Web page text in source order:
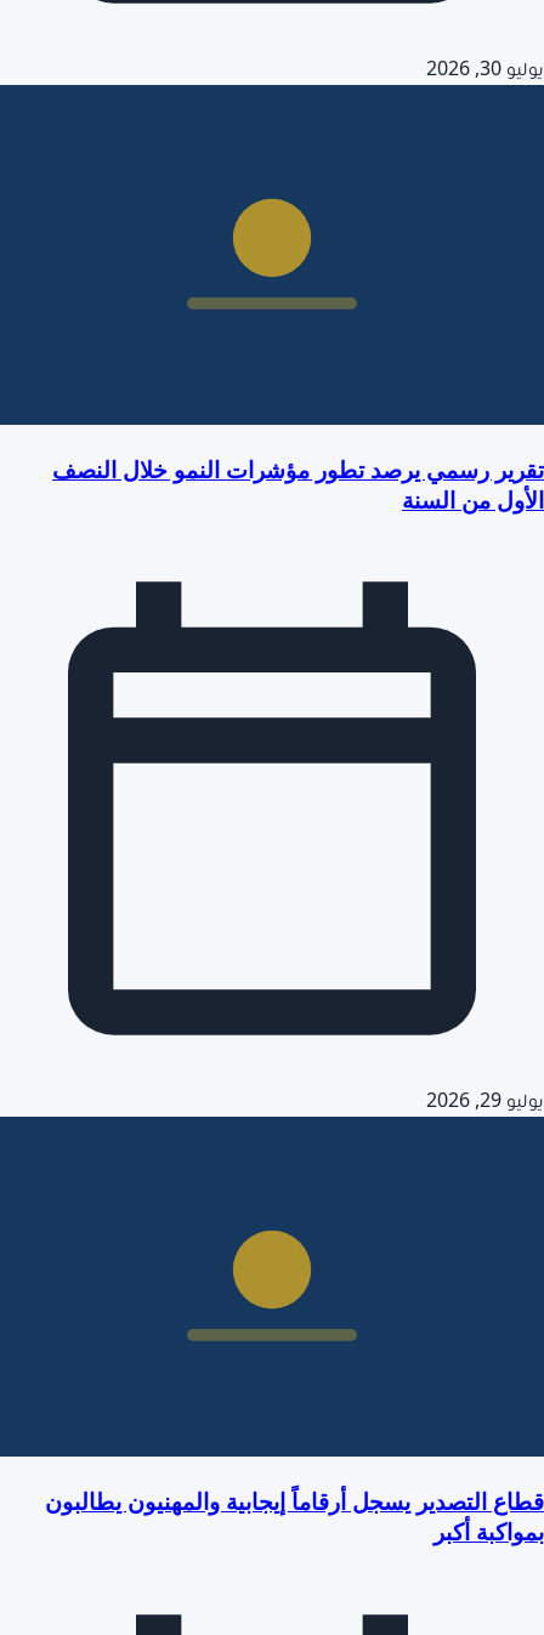
يوليو 30, 2026
تقرير رسمي يرصد تطور مؤشرات النمو خلال النصف
الأول من السنة
يوليو 29, 2026
قطاع التصدير يسجل أرقاماً إيجابية والمهنيون يطالبون
بمواكبة أكبر